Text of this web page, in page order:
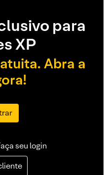
para
XP
Abra a
seu login